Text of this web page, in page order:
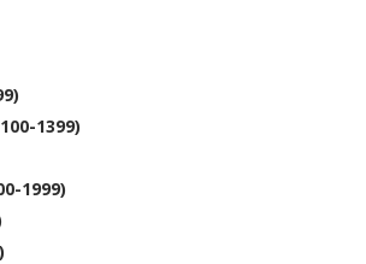
1399)
1999)